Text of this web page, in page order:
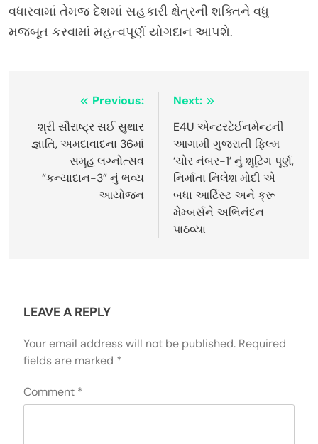
વધારવામાં તેમજ દેશમાં સહકારી ક્ષેત્રની શક્તિને વધુ
મજબૂત કરવામાં મહત્વપૂર્ણ યોગદાન આપશે.
navigation
Previous:
શ્રી સૌરાષ્ટ્ર સઈ સુથાર
જ્ઞાતિ, અમદાવાદના 36માં
સમૂહ લગ્નોત્સવ
“કન્યાદાન-3” નું ભવ્ય
આયોજન
Next:
E4U એન્ટરટેઈનમેન્ટની
આગામી ગુજરાતી ફિલ્મ
‘ચોર નંબર-1’ નું શૂટિંગ પૂર્ણ,
નિર્માતા નિલેશ મોદી એ
બધા આર્ટિસ્ટ અને ક્રૂ
મેમ્બર્સને અભિનંદન
પાઠવ્યા
LEAVE A REPLY
Your email address will not be published. Required
fields are marked *
Comment *